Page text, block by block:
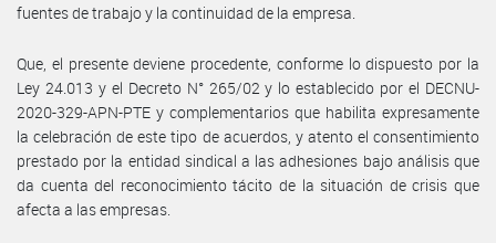
fuentes de trabajo y la continuidad de la empresa.
Que, el presente deviene procedente, conforme lo dispuesto por la
Ley 24.013 y el Decreto N° 265/02 y lo establecido por el DECNU-
2020-329-APN-PTE y complementarios que habilita expresamente
la celebración de este tipo de acuerdos, y atento el consentimiento
prestado por la entidad sindical a las adhesiones bajo análisis que
da cuenta del reconocimiento tácito de la situación de crisis que
afecta a las empresas.